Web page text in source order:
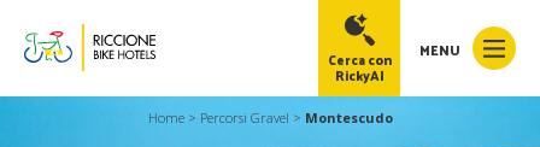
MENU
Cerca con
RickyAI
Home> Percorsi Gravel > Montescudo